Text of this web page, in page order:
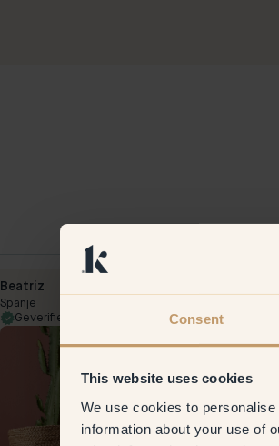
Consent
This website uses cookies
We use cookies to
information about your use of
Beatriz
Spanje
Geverifieerde klant
22 Jun